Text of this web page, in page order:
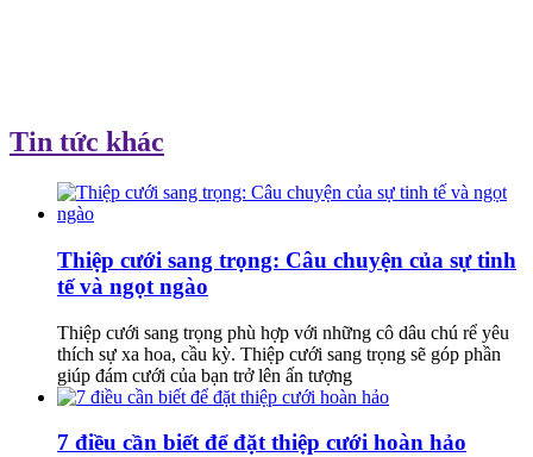
Tin tức khác
Thiệp cưới sang trọng: Câu chuyện của sự tinh
tế và ngọt ngào
Thiệp cưới sang trọng phù hợp với những cô dâu chú rể yêu
thích sự xa hoa, cầu kỳ. Thiệp cưới sang trọng sẽ góp phần
giúp đám cưới của bạn trở lên ấn tượng
7 điều cần biết để đặt thiệp cưới hoàn hảo